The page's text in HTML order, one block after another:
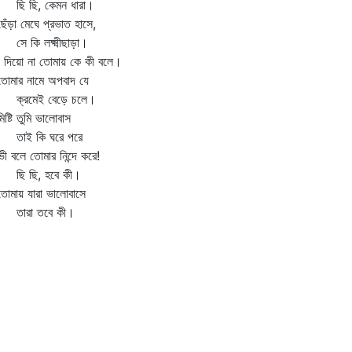
ছি, কেমন ধারা।
মেঘে প্রভাত হাসে,
কি লক্ষ্মীছাড়া।
দিয়ো না তোমায় কে কী বলে।
নামে অপবাদ যে
বেড়ে চলে।
তুমি ভালোবাস
কি ঘরে পরে
বলে তোমার নিন্দে করে!
ছি, হবে কী।
যারা ভালোবাসে
তবে কী।